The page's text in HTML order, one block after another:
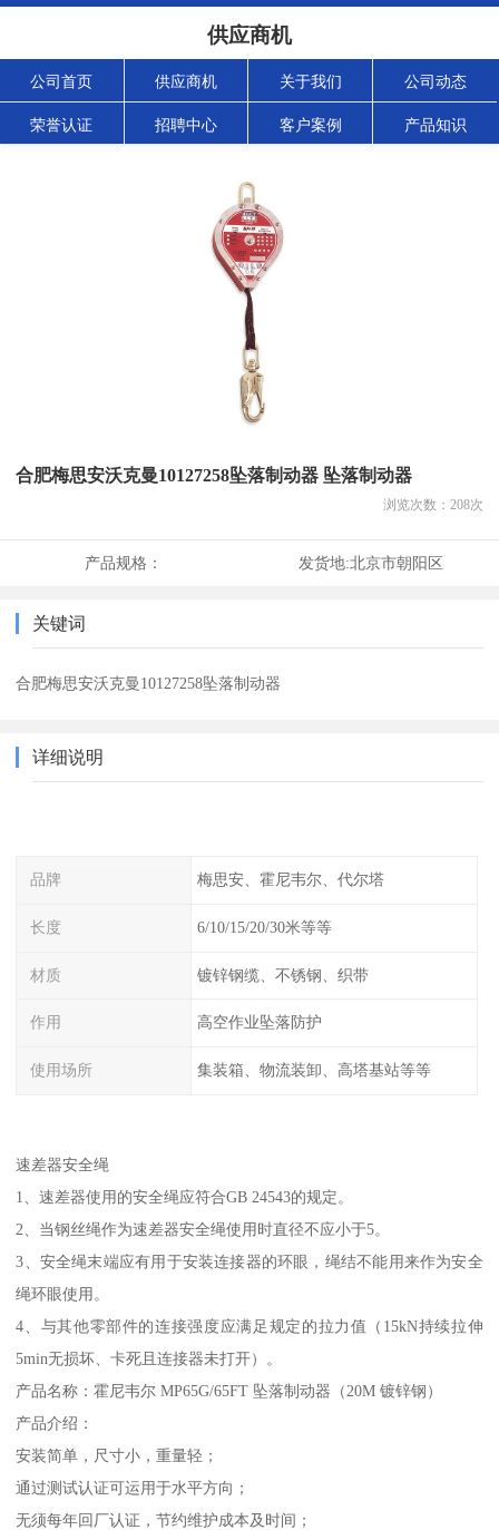
供应商机
公司首页 供应商机 关于我们 公司动态
荣誉认证 招聘中心 客户案例 产品知识
合肥梅思安沃克曼10127258坠落制动器 坠落制动器
浏览次数： 208次
产品规格： 发货地:北京市朝阳区
关键词
合肥梅思安沃克曼10127258坠落制动器
详细说明
品牌 梅思安、霍尼韦尔、代尔塔
长度 6/10/15/20/30米等等
材质 镀锌钢缆、不锈钢、织带
作用 高空作业坠落防护
使用场所 集装箱、物流装卸、高塔基站等等
速差器安全绳
1、速差器使用的安全绳应符合GB 24543的规定。
2、当钢丝绳作为速差器安全绳使用时直径不应小于5。
3、安全绳末端应有用于安装连接器的环眼，绳结不能用来作为安全
绳环眼使用。
4、与其他零部件的连接强度应满足规定的拉力值（15kN持续拉伸
5min无损坏、卡死且连接器未打开）。
产品名称：霍尼韦尔 MP65G/65FT 坠落制动器（20M 镀锌钢）
产品介绍：
安装简单，尺寸小，重量轻；
通过测试认证可运用于水平方向；
无须每年回厂认证，节约维护成本及时间；